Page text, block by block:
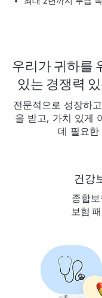
우리가 귀하를
있는 경쟁력
전문적으로 성장하
을 받고, 가치 있게
데 필요한
건강
종합
보험